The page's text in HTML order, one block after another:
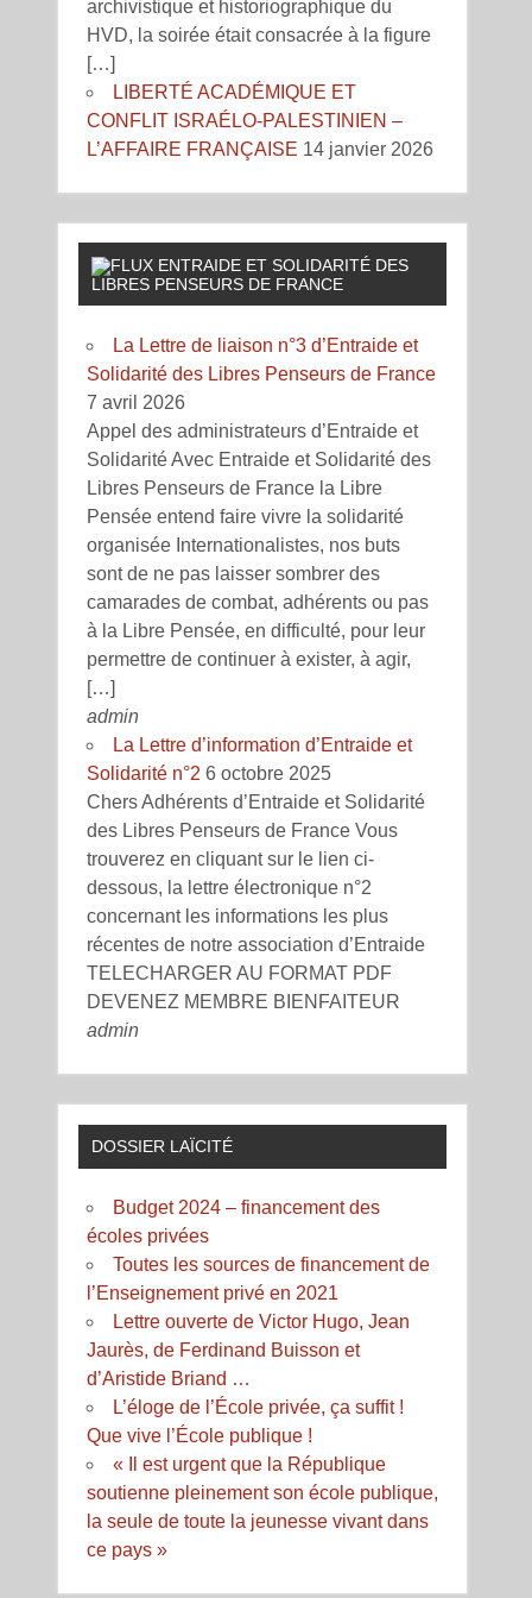
archivistique et historiographique du
HVD, la soirée était consacrée à la figure
[…]
LIBERTÉ ACADÉMIQUE ET
CONFLIT ISRAÉLO-PALESTINIEN –
L’AFFAIRE FRANÇAISE 14 janvier 2026
ENTRAIDE ET SOLIDARITÉ DES
LIBRES PENSEURS DE FRANCE
La Lettre de liaison n°3 d’Entraide et
Solidarité des Libres Penseurs de France
7 avril 2026
Appel des administrateurs d’Entraide et
Solidarité Avec Entraide et Solidarité des
Libres Penseurs de France la Libre
Pensée entend faire vivre la solidarité
organisée Internationalistes, nos buts
sont de ne pas laisser sombrer des
camarades de combat, adhérents ou pas
à la Libre Pensée, en difficulté, pour leur
permettre de continuer à exister, à agir,
[…]
admin
La Lettre d’information d’Entraide et
Solidarité n°2 6 octobre 2025
Chers Adhérents d’Entraide et Solidarité
des Libres Penseurs de France Vous
trouverez en cliquant sur le lien ci-
dessous, la lettre électronique n°2
concernant les informations les plus
récentes de notre association d’Entraide
TELECHARGER AU FORMAT PDF
DEVENEZ MEMBRE BIENFAITEUR
admin
DOSSIER LAÏCITÉ
Budget 2024 – financement des
écoles privées
Toutes les sources de financement de
l’Enseignement privé en 2021
Lettre ouverte de Victor Hugo, Jean
Jaurès, de Ferdinand Buisson et
d’Aristide Briand …
L’éloge de l’École privée, ça suffit !
Que vive l’École publique !
« Il est urgent que la République
soutienne pleinement son école publique,
la seule de toute la jeunesse vivant dans
ce pays »